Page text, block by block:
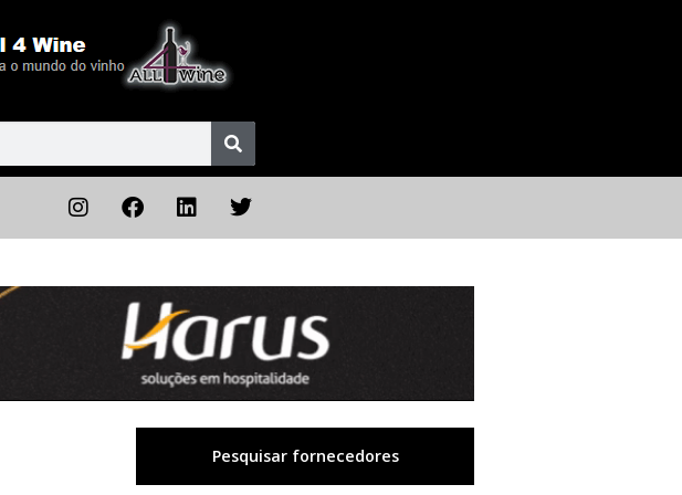
Próximo
Pesquisar fornecedores